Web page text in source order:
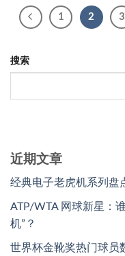
1 2 3
搜索
近期文章
经典电子老虎机系列盘
ATP/WTA 网球新星：
机”？
世界杯金靴奖热门球员